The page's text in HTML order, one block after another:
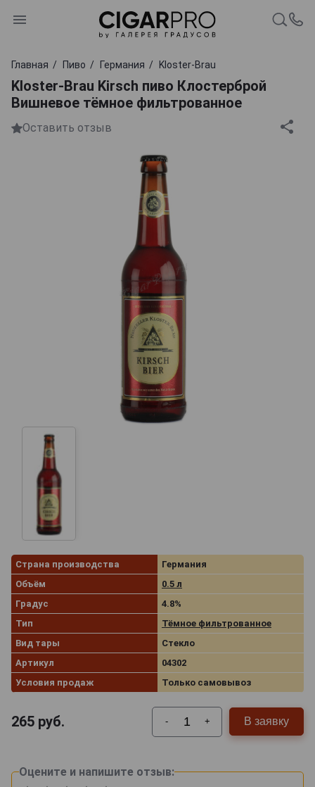
Главная Пиво Германия Kloster-Brau
Kloster-Brau Kirsch пиво Клостерброй
Вишневое тёмное фильтрованное
Оставить отзыв
Страна производства
Германия
Объём
0.5 л
Градус
4.8%
Тип
Тёмное фильтрованное
Вид тары
Стекло
Артикул
04302
Условия продаж
Только самовывоз
265 руб. - + В заявку
Оцените и напишите отзыв: